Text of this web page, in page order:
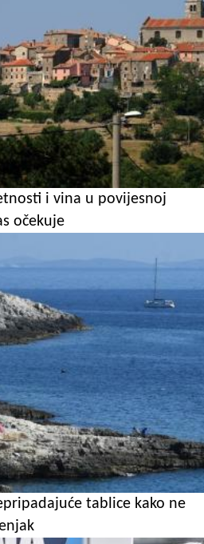
i vina u povijesnoj
očekuje
tablice kako ne